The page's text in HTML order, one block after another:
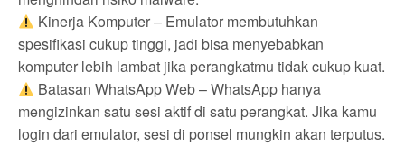
Kinerja Komputer – Emulator membutuhkan
spesifikasi cukup tinggi, jadi bisa menyebabkan
komputer lebih lambat jika perangkatmu tidak cukup kuat.
Batasan WhatsApp Web – WhatsApp hanya
mengizinkan satu sesi aktif di satu perangkat. Jika kamu
login dari emulator, sesi di ponsel mungkin akan terputus.